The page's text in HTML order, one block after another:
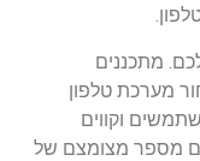
מתכננים
מערכת טלפון
וקווים
מספר מצומצם של